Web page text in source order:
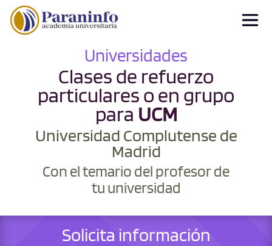
Universidades
Clases de refuerzo
particulares o en grupo
para UCM
Universidad Complutense de
Madrid
Con el temario del profesor de
tu universidad
Solicita información